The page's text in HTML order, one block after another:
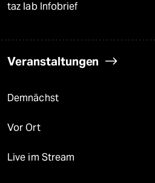
taz lab Infobrief
Veranstaltungen
Demnächst
Vor Ort
Live im Stream